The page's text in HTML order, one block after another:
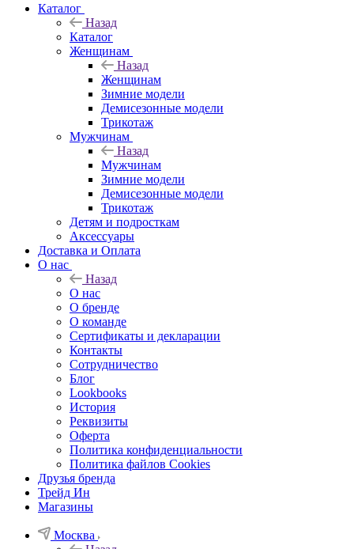
Каталог
Назад
Каталог
Женщинам
Назад
Женщинам
Зимние модели
Демисезонные модели
Трикотаж
Мужчинам
Назад
Мужчинам
Зимние модели
Демисезонные модели
Трикотаж
Детям и подросткам
Аксессуары
Доставка и Оплата
О нас
Назад
О нас
О бренде
О команде
Сертификаты и декларации
Контакты
Сотрудничество
Блог
Lookbooks
История
Реквизиты
Оферта
Политика конфиденциальности
Политика файлов Cookies
Друзья бренда
Трейд Ин
Магазины
Москва